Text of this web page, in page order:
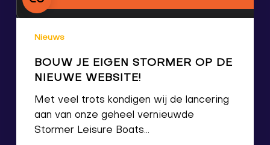
Nieuws
BOUW JE EIGEN STORMER OP DE
NIEUWE WEBSITE!
Met veel trots kondigen wij de lancering
aan van onze geheel vernieuwde
Stormer Leisure Boats…